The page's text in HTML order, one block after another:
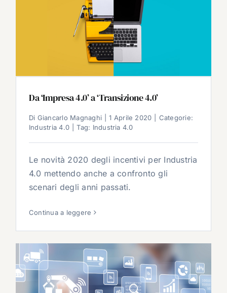
Da ‘Impresa 4.0’ a ‘Transizione 4.0’
Di Giancarlo Magnaghi 1 Aprile 2020
Categorie:
Industria 4.0
Tag: Industria 4.0
Le novità 2020 degli incentivi per Industria
4.0 mettendo anche a confronto gli
scenari degli anni passati.
Continua a leggere